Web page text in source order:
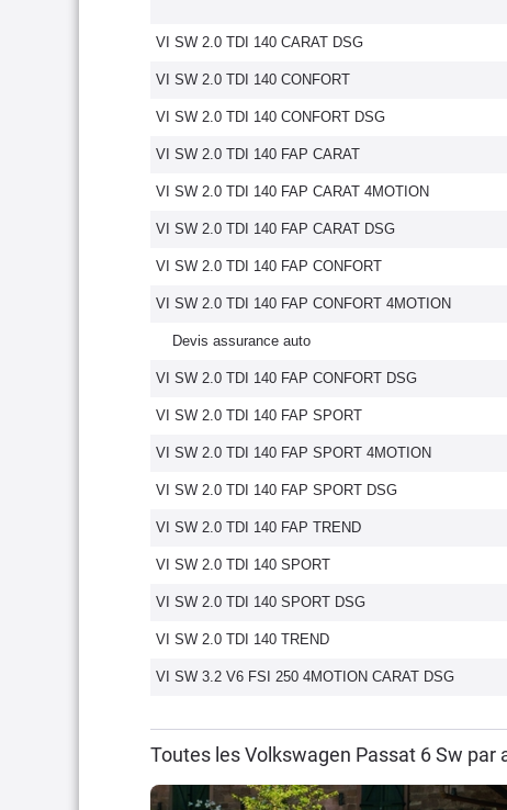
VI SW 2.0 TDI 140 CARAT DSG
VI SW 2.0 TDI 140 CONFORT
VI SW 2.0 TDI 140 CONFORT DSG
VI SW 2.0 TDI 140 FAP CARAT
VI SW 2.0 TDI 140 FAP CARAT 4MOTION
VI SW 2.0 TDI 140 FAP CARAT DSG
VI SW 2.0 TDI 140 FAP CONFORT
VI SW 2.0 TDI 140 FAP CONFORT 4MOTION
Devis assurance auto
VI SW 2.0 TDI 140 FAP CONFORT DSG
VI SW 2.0 TDI 140 FAP SPORT
VI SW 2.0 TDI 140 FAP SPORT 4MOTION
VI SW 2.0 TDI 140 FAP SPORT DSG
VI SW 2.0 TDI 140 FAP TREND
VI SW 2.0 TDI 140 SPORT
VI SW 2.0 TDI 140 SPORT DSG
VI SW 2.0 TDI 140 TREND
VI SW 3.2 V6 FSI 250 4MOTION CARAT DSG
Toutes les Volkswagen Passat 6 Sw